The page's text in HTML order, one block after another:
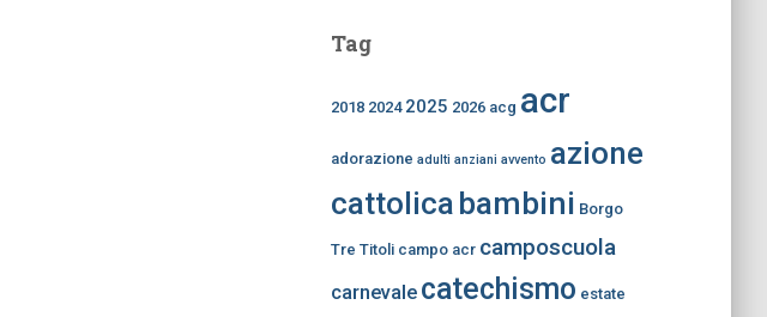
Tag
2018 2024 2025 2026 acg acr
adorazione adulti anziani avvento azione
cattolica bambini Borgo
Tre Titoli campo acr camposcuola
carnevale catechismo estate